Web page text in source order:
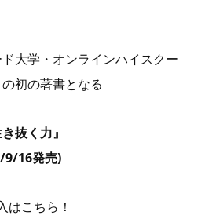
大学・オンラインハイスクー
初の著書となる
抜く力』
9/16発売)
こちら！